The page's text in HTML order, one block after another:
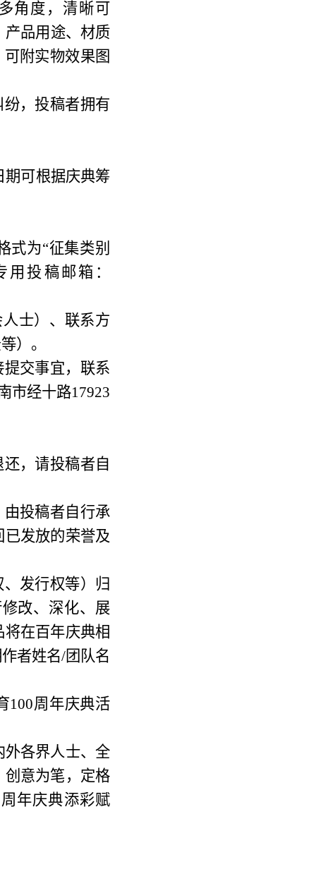
角度，清晰可
品用途、材质
附实物效果图
，投稿者拥有
期可根据庆典筹
式为“征集类别
投稿邮箱：
士）、联系方
）。
交事宜，联系
市经十路17923
，请投稿者自
投稿者自行承
发放的荣誉及
发行权等）归
改、深化、展
在百年庆典相
者姓名/团队名
100周年庆典活
外各界人士、全
创意为笔，定格
年庆典添彩赋